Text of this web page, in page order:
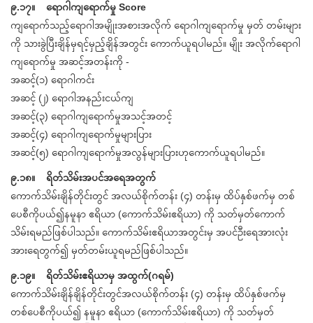
၉.၁၇။ ရောဂါကျရောက်မှု Score
ကျရောက်သည့်ရောဂါအမျိုးအစားအလိုက် ရောဂါကျရောက်မှု မှတ် တမ်းများ
ကို သားခွဲပြီးချိန်မှရင့်မှည့်ချိန်အတွင်း ကောက်ယူရပါမည်။ မျိုး အလိုက်ရောဂါ
ကျရောက်မှု အဆင့်အတန်းကို -
အဆင့်(၁) ရောဂါကင်း
အဆင့် (၂) ရောဂါအနည်းငယ်ကျ
အဆင့်(၃) ရောဂါကျရောက်မှုအသင့်အတင့်
အဆင့်(၄) ရောဂါကျရောက်မှုများပြား
အဆင့်(၅) ရောဂါကျရောက်မှုအလွန်များပြားဟုကောက်ယူရပါမည်။
၉.၁၈။ ရိတ်သိမ်းအပင်အရေအတွက်
ကောက်သိမ်းချိန်တိုင်းတွင် အလယ်စိုက်တန်း (၄) တန်းမှ ထိပ်နှစ်ဖက်မှ တစ်
ပေစီကိုပယ်၍နမူနာ ဧရိယာ (ကောက်သိမ်းဧရိယာ) ကို သတ်မှတ်ကောက်
သိမ်းရမည်ဖြစ်ပါသည်။ ကောက်သိမ်းဧရိယာအတွင်းမှ အပင်ဦးရေအားလုံး
အားရေတွက်၍ မှတ်တမ်းယူရမည်ဖြစ်ပါသည်။
၉.၁၉။ ရိတ်သိမ်းဧရိယာမှ အထွက်(ဂရမ်)
ကောက်သိမ်းချိန်ချိန်တိုင်းတွင်အလယ်စိုက်တန်း (၄) တန်းမှ ထိပ်နှစ်ဖက်မှ
တစ်ပေစီကိုပယ်၍ နမူနာ ဧရိယာ (ကောက်သိမ်းဧရိယာ) ကို သတ်မှတ်